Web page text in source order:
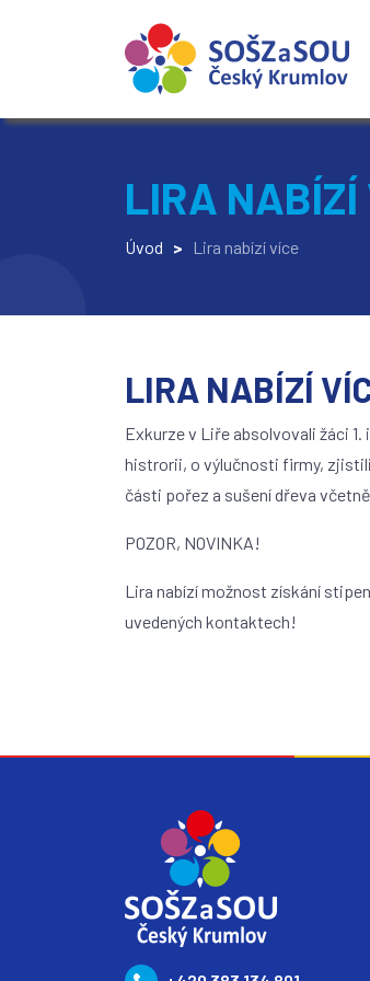
LIRA NABÍZÍ
Úvod > Lira nabízí více
LIRA NABÍZÍ
Exkurze v Liře absolvovali žáci
histrorii, o výlučnosti firmy,
části pořez a sušení dřeva
POZOR, NOVINKA!
Lira nabízí možnost získání
uvedených kontaktech!